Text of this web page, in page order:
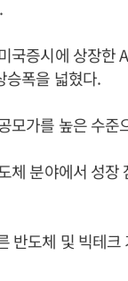
국증시에 상장한
승폭을 넓혔다.
모가를 높은 수
체 분야에서 성
반도체 및 빅테